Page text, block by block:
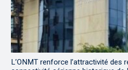
L’ONMT renforce l’attractivité des